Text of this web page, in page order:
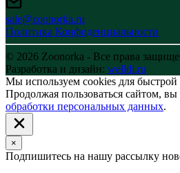
sale@zoonorka.ru
Политика Конфиденциальности
© 2026 Zoonorka - Все права
Разработка и дизайн: welldi.ru
Мы используем cookies для быстрой
Продолжая пользоваться сайтом,
обработки персональных данных.
×
Подпишитесь на нашу рассылку